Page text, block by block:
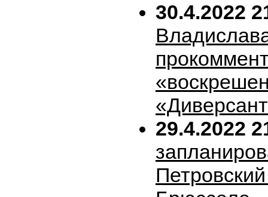
30.4.2022
29.4.2022